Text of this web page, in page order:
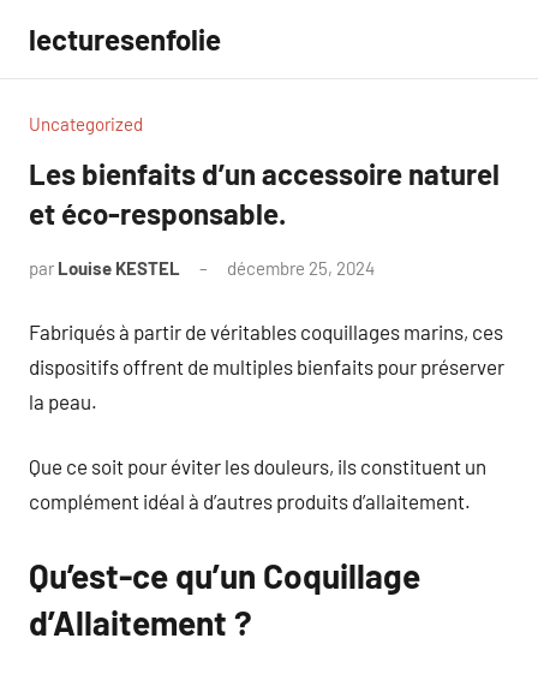
contenu
lecturesenfolie
Uncategorized
Les bienfaits d’un accessoire naturel
et éco-responsable.
par Louise KESTEL décembre 25, 2024
Fabriqués à partir de véritables coquillages marins, ces
dispositifs offrent de multiples bienfaits pour préserver
la peau.
Que ce soit pour éviter les douleurs, ils constituent un
complément idéal à d’autres produits d’allaitement.
Qu’est-ce qu’un Coquillage
d’Allaitement ?